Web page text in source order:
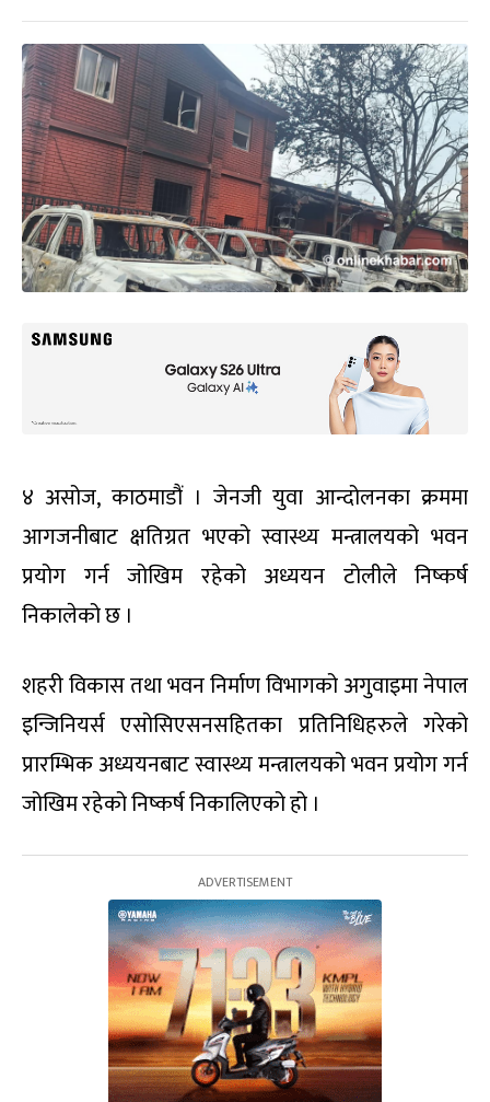
४ असोज, काठमाडौं । जेनजी युवा आन्दोलनका क्रममा
आगजनीबाट क्षतिग्रत भएको स्वास्थ्य मन्त्रालयको भवन
प्रयोग गर्न जोखिम रहेको अध्ययन टोलीले निष्कर्ष
निकालेको छ ।
शहरी विकास तथा भवन निर्माण विभागको अगुवाइमा नेपाल
इन्जिनियर्स एसोसिएसनसहितका प्रतिनिधिहरुले गरेको
प्रारम्भिक अध्ययनबाट स्वास्थ्य मन्त्रालयको भवन प्रयोग गर्न
जोखिम रहेको निष्कर्ष निकालिएको हो ।